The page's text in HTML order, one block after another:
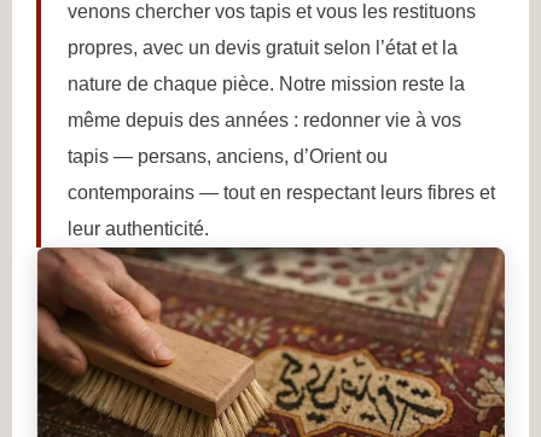
venons chercher vos tapis et vous les restituons
propres, avec un devis gratuit selon l’état et la
nature de chaque pièce. Notre mission reste la
même depuis des années : redonner vie à vos
tapis — persans, anciens, d’Orient ou
contemporains — tout en respectant leurs fibres et
leur authenticité.